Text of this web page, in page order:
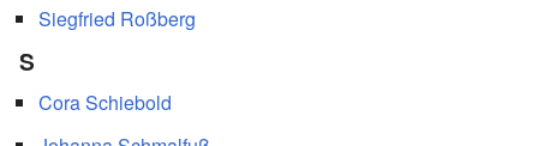
Siegfried Roßberg
S
Cora Schiebold